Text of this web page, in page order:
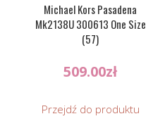
Michael Kors Pasadena
Mk2138U 300613 One Size
(57)
509.00zł
Przejdź do produktu